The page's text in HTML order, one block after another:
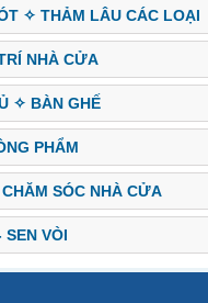
✧ THẢM LÂU CÁC LOẠI
NHÀ CỬA
✧ BÀN GHẾ
PHẨM
CHĂM SÓC NHÀ CỬA
SEN VÒI